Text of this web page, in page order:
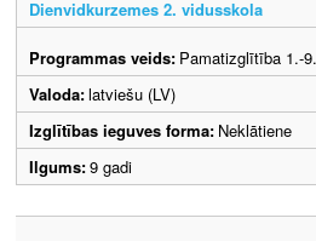
Dienvidkurzemes 2. vidusskola
Programmas veids: Pamatizglītība 1.-
Valoda:latviešu (LV)
Izglītības ieguves forma: Neklātiene
Ilgums:9 gadi